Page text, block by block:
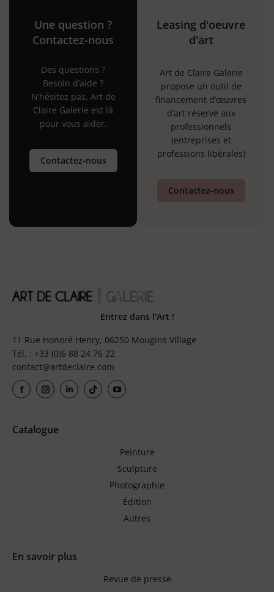
Une question ?
Contactez-nous
Des questions ?
Besoin d’aide ?
N’hésitez pas, Art de
Claire Galerie est là
pour vous aider.
Contactez-nous
Leasing d'oeuvre
d'art
Art de Claire Galerie
propose un outil de
financement d’œuvres
d’art réservé aux
professionnels
(entreprises et
professions libérales)
Contactez-nous
Entrez dans l'Art !
11 Rue Honoré Henry, 06250 Mougins Village
Tél. : +33 (0)6 88 24 76 22
contact@artdeclaire.com
Catalogue
Peinture
Sculpture
Photographie
Édition
Autres
En savoir plus
Revue de presse